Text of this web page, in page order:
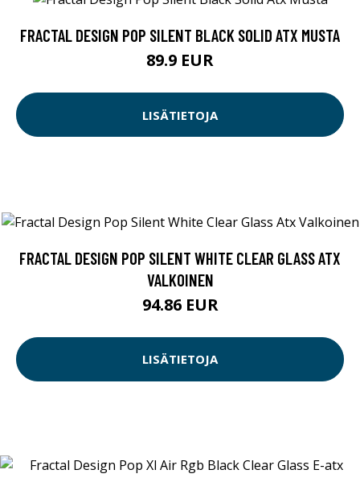
FRACTAL DESIGN POP SILENT BLACK SOLID ATX MUSTA
89.9 EUR
LISÄTIETOJA
FRACTAL DESIGN POP SILENT WHITE CLEAR GLASS ATX
VALKOINEN
94.86 EUR
LISÄTIETOJA